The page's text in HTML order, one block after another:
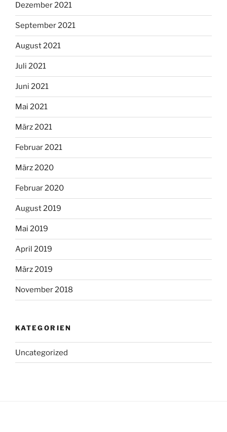
Dezember 2021
September 2021
August 2021
Juli 2021
Juni 2021
Mai 2021
März 2021
Februar 2021
März 2020
Februar 2020
August 2019
Mai 2019
April 2019
März 2019
November 2018
KATEGORIEN
Uncategorized